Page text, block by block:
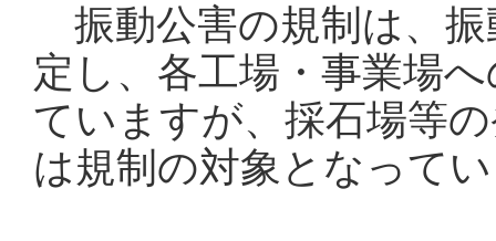
振動公害の規制は、振
定し、各工場・事業場
ていますが、採石場等
は規制の対象となって